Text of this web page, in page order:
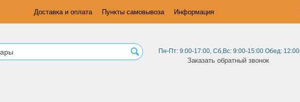
Доставка и оплата Пункты самовывоза Информация
Пн-Пт: 9:00-17:00, Сб,Вс: 9:00-15:00 Обед:
Заказать обратный звонок